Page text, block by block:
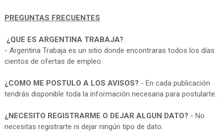
PREGUNTAS FRECUENTES
¿QUE ES ARGENTINA TRABAJA?
- Argentina Trabaja es un sitio donde encontraras todos los días
cientos de ofertas de empleo.
¿COMO ME POSTULO A LOS AVISOS? - En cada publicación
tendrás disponible toda la información necesaria para postularte.
¿NECESITO REGISTRARME O DEJAR ALGUN DATO? - No
necesitas registrarte ni dejar ningún tipo de dato.